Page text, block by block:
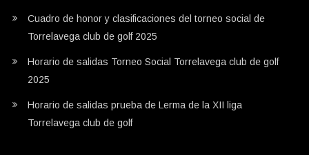
Cuadro de honor y clasificaciones del torneo social de
Torrelavega club de golf 2025
Horario de salidas Torneo Social Torrelavega club de golf
2025
Horario de salidas prueba de Lerma de la XII liga
Torrelavega club de golf